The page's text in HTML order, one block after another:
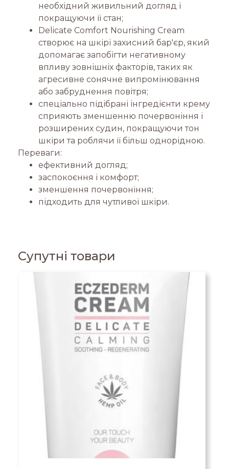
необхідний живильний догляд і
покращуючи її стан;
Delicate Comfort Nourishing Cream
створює на шкірі захисний бар'єр, який
допомагає запобігти негативному
впливу зовнішніх факторів, таких як
агресивне сонячне випромінювання
або забруднення повітря;
спеціально підібрані інгредієнти крему
сприяють зменшенню почервоніння і
розширених судин, покращуючи тон
шкіри та роблячи її більш однорідною.
Переваги:
ефективний догляд;
заспокоєння і комфорт;
зменшення почервоніння;
підходить для чутливої шкіри.
Супутні товари